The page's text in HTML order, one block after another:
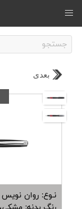
بعدی
نـوع: روان